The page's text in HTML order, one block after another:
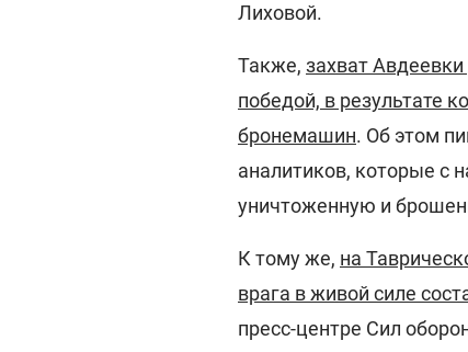
Лиховой.
Также, захват
победой, в результате
бронемашин. Об этом
аналитиков, которые с
уничтоженную и
К тому же, на
врага в живой силе
пресс-центре Сил